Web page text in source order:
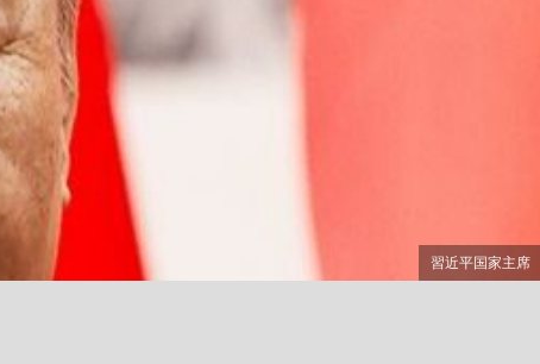
POPアイドルたち
#松田聖子